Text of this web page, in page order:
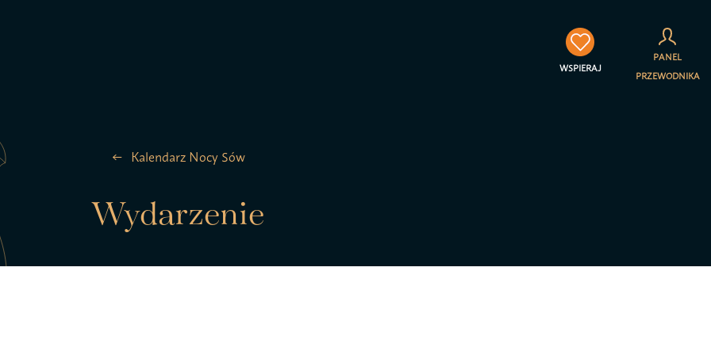
WSPIERAJ
PANEL
PRZEWODNIKA
ptaków Kalendarz Nocy Sów
Wydarzenie